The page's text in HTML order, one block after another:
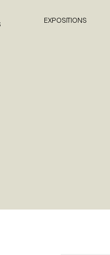
EXPOSITIONS